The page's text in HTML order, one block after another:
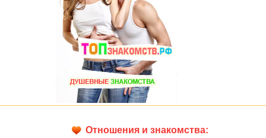
Отношения и знакомства: